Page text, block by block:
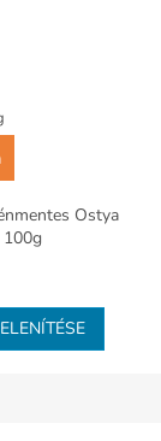
Ostya
100g